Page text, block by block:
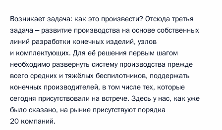
Возникает задача: как это произвести? Отсюда третья
задача ‒ развитие производства на основе собственных
линий разработки конечных изделий, узлов
и комплектующих. Для её решения первым шагом
необходимо развернуть систему производства прежде
всего средних и тяжёлых беспилотников, поддержать
конечных производителей, в том числе тех, которые
сегодня присутствовали на встрече. Здесь у нас, как уже
было сказано, на рынке присутствуют порядка
20 компаний.